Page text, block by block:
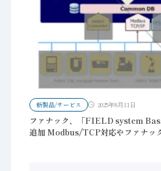
新製品/サービス 2025年8月11日
ファナック、「FIELD system
追加 Modbus/TCP対応やファナッ